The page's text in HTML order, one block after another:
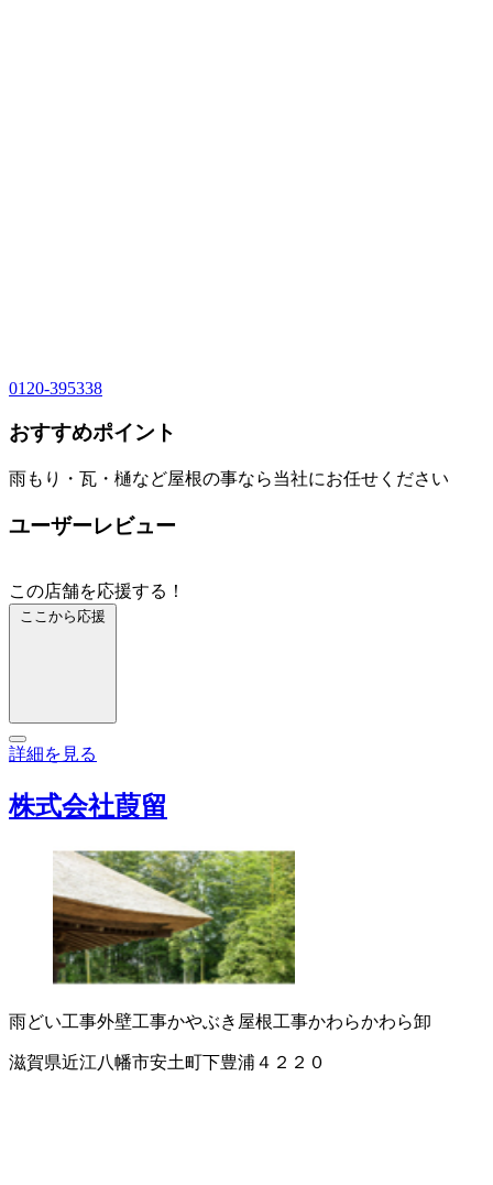
0120-395338
おすすめポイント
雨もり・瓦・樋など屋根の事なら当社にお任せください
ユーザーレビュー
この店舗を応援する！
ここから応援
詳細を見る
株式会社葭留
雨どい工事外壁工事かやぶき屋根工事かわらかわら卸
滋賀県近江八幡市安土町下豊浦４２２０